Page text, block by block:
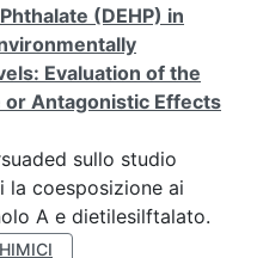
(DEHP) in
Evaluation of the
or Antagonistic Effects
sullo studio
la coesposizione ai
A e dietilesilftalato.